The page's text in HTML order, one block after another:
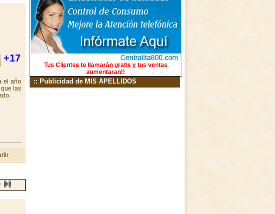
+17
el año
las
Tus Clientes te llamarán gratis y tus ventas
aumentaran!!
:: Publicidad de MIS APELLIDOS